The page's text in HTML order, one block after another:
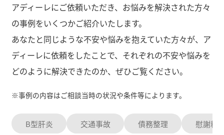
アディーレにご依頼いただき、お悩みを解決された方々
の事例をいくつかご紹介いたします。
あなたと同じような不安や悩みを抱えていた方々が、ア
ディーレに依頼をしたことで、それぞれの不安や悩みを
どのように解決できたのか、ぜひご覧ください。
※事例の内容はご相談当時の状況や条件等によります。
B型肝炎 交通事故 債務整理 慰謝料